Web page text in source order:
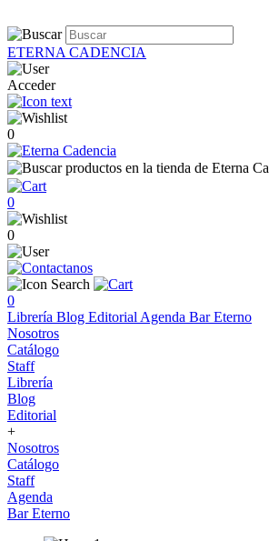
ETERNA CADENCIA
Acceder
0
0
0
0
Librería Blog Editorial Agenda Bar Eterno
Nosotros
Catálogo
Staff
Librería
Blog
Editorial
+
Nosotros
Catálogo
Staff
Agenda
Bar Eterno